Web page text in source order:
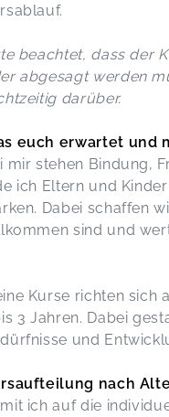
beachtet, dass der
abgesagt werden
darüber.
euch erwartet und
mir stehen Bindung,
ich Eltern und
Dabei schaffen
sind und
Kurse richten sich
3 Jahren. Dabei
und
nach
ich auf die